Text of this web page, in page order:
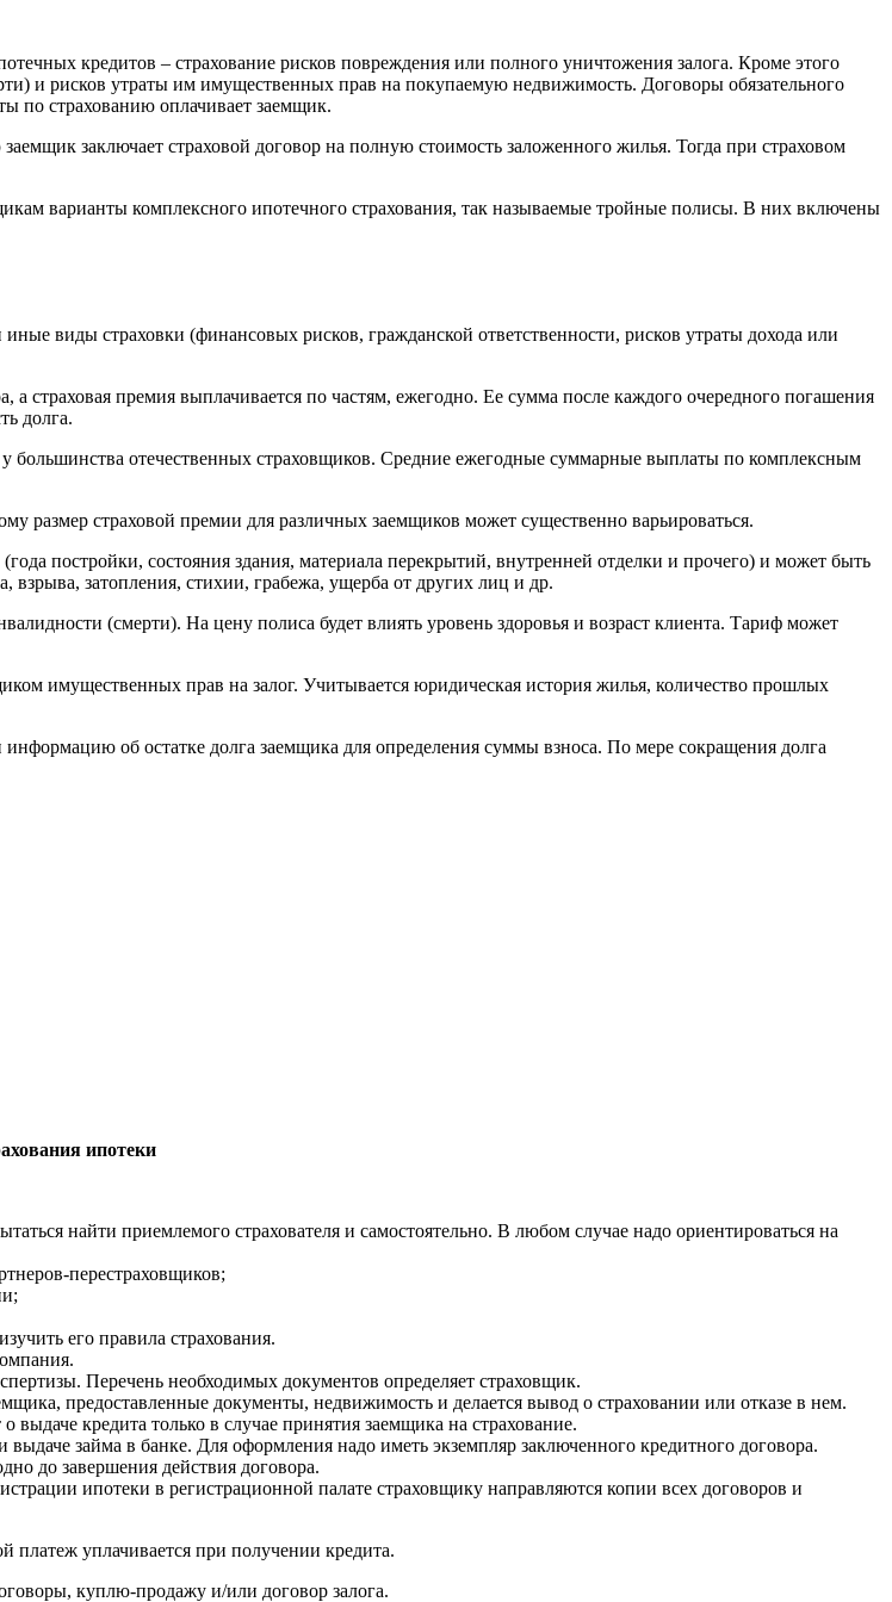
кредитов – страхование рисков повреждения или полного уничтожения залога. Кроме этого
и рисков утраты им имущественных прав на покупаемую недвижимость. Договоры обязательного
по страхованию оплачивает заемщик.
заключает страховой договор на полную стоимость заложенного жилья. Тогда при страховом
варианты комплексного ипотечного страхования, так называемые тройные полисы. В них включены
виды страховки (финансовых рисков, гражданской ответственности, рисков утраты дохода или
страховая премия выплачивается по частям, ежегодно. Ее сумма после каждого очередного погашения
долга.
большинства отечественных страховщиков. Средние ежегодные суммарные выплаты по комплексным
размер страховой премии для различных заемщиков может существенно варьироваться.
постройки, состояния здания, материала перекрытий, внутренней отделки и прочего) и может быть
затопления, стихии, грабежа, ущерба от других лиц и др.
(смерти). На цену полиса будет влиять уровень здоровья и возраст клиента. Тариф может
имущественных прав на залог. Учитывается юридическая история жилья, количество прошлых
об остатке долга заемщика для определения суммы взноса. По мере сокращения долга
ипотеки
найти приемлемого страхователя и самостоятельно. В любом случае надо ориентироваться на
перестраховщиков;
его правила страхования.
Перечень необходимых документов определяет страховщик.
предоставленные документы, недвижимость и делается вывод о страховании или отказе в нем.
кредита только в случае принятия заемщика на страхование.
займа в банке. Для оформления надо иметь экземпляр заключенного кредитного договора.
до завершения действия договора.
ипотеки в регистрационной палате страховщику направляются копии всех договоров и
платеж уплачивается при получении кредита.
куплю-продажу и/или договор залога.